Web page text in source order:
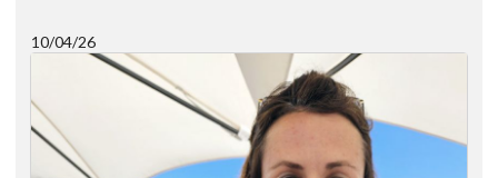
10/04/26